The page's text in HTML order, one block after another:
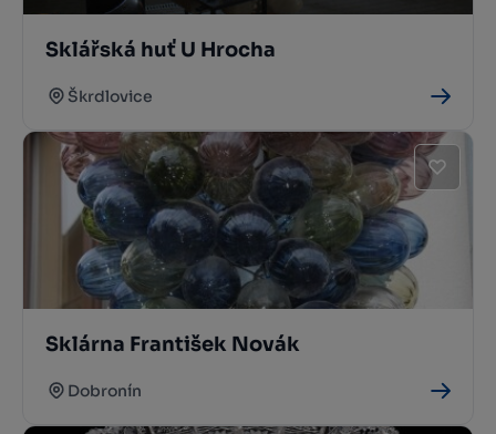
Sklářská huť U Hrocha
Škrdlovice
Sklárna František Novák
Dobronín